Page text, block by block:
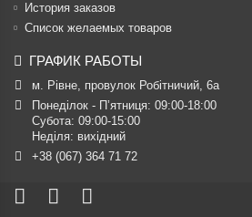
История заказов
Список желаемых товаров
ГРАФИК РАБОТЫ
м. Рівне, провулок Робітничий, 6а
Понеділок - П’ятниця: 09:00-18:00
Субота: 09:00-15:00
Неділя: вихідний
+38 (067) 364 71 72